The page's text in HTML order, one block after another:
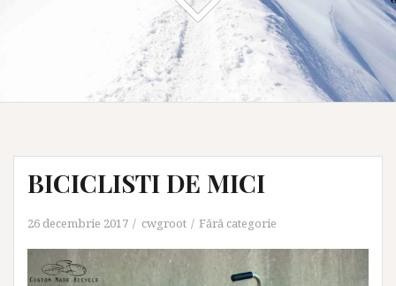
BICICLISTI DE MICI
26 decembrie 2017 cwgroot Fără categorie